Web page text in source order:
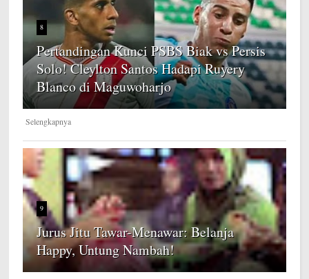
8
Pertandingan Kunci PSBS Biak vs Persis
Solo! Cleylton Santos Hadapi Ruyery
Blanco di Maguwoharjo
Selengkapnya
9
Jurus Jitu Tawar-Menawar: Belanja
Happy, Untung Nambah!